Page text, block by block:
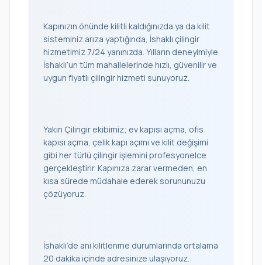
Kapınızın önünde kilitli kaldığınızda ya da kilit
sisteminiz arıza yaptığında, İshaklı çilingir
hizmetimiz 7/24 yanınızda. Yılların deneyimiyle
İshaklı’un tüm mahallelerinde hızlı, güvenilir ve
uygun fiyatlı çilingir hizmeti sunuyoruz.
Yakın Çilingir ekibimiz; ev kapısı açma, ofis
kapısı açma, çelik kapı açımı ve kilit değişimi
gibi her türlü çilingir işlemini profesyonelce
gerçekleştirir. Kapınıza zarar vermeden, en
kısa sürede müdahale ederek sorununuzu
çözüyoruz.
İshaklı’de ani kilitlenme durumlarında ortalama
20 dakika içinde adresinize ulaşıyoruz.